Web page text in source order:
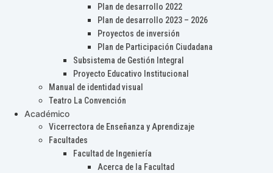
Plan de desarrollo 2022
Plan de desarrollo 2023 – 2026
Proyectos de inversión
Plan de Participación Ciudadana
Subsistema de Gestión Integral
Proyecto Educativo Institucional
Manual de identidad visual
Teatro La Convención
Académico
Vicerrectora de Enseñanza y Aprendizaje
Facultades
Facultad de Ingeniería
Acerca de la Facultad